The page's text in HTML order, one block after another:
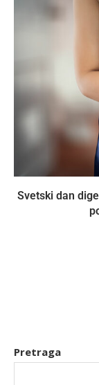
Svetski dan
Pretraga